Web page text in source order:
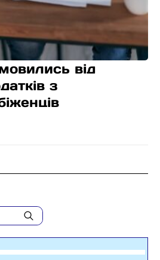
від
з